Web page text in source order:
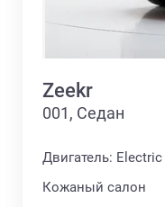
Zeekr
001, Седан
Двигатель: Electric
Кожаный салон